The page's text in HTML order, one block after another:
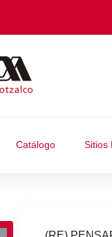
Catálogo Sitios